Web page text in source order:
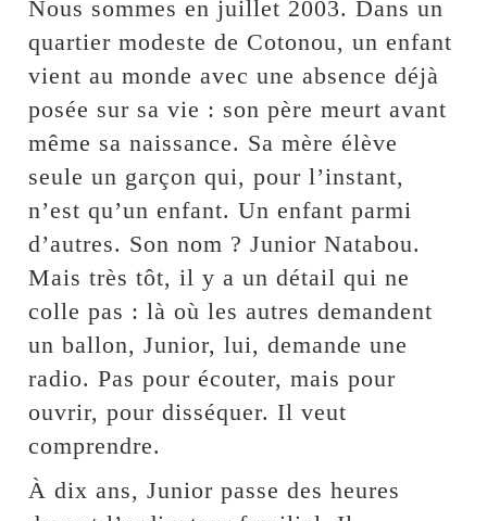
Nous sommes en juillet 2003. Dans un
quartier modeste de Cotonou, un enfant
vient au monde avec une absence déjà
posée sur sa vie : son père meurt avant
même sa naissance. Sa mère élève
seule un garçon qui, pour l’instant,
n’est qu’un enfant. Un enfant parmi
d’autres. Son nom ? Junior Natabou.
Mais très tôt, il y a un détail qui ne
colle pas : là où les autres demandent
un ballon, Junior, lui, demande une
radio. Pas pour écouter, mais pour
ouvrir, pour disséquer. Il veut
comprendre.
À dix ans, Junior passe des heures